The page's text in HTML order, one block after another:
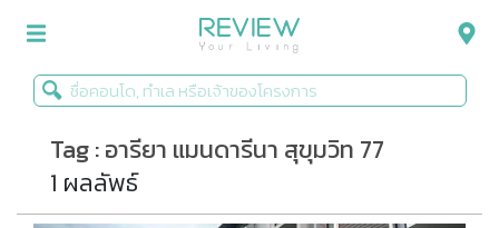
รีวิวคอนโด
รีวิวบ้าน
Tag : อารียา แมนดารีนา สุขุมวิท 77
1 ผลลัพธ์